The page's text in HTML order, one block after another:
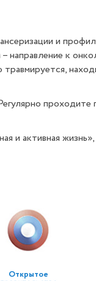
и
к
и активная
Открытое